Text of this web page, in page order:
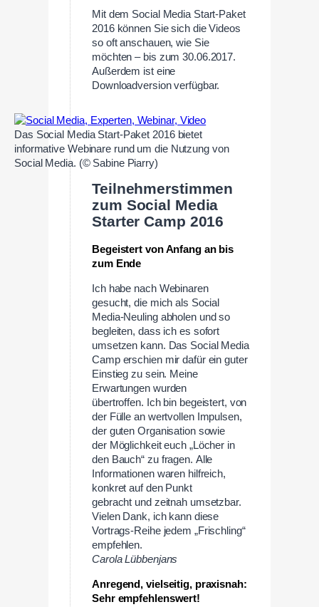
Mit dem Social Media Start-Paket
2016 können Sie sich die Videos
so oft anschauen, wie Sie
möchten – bis zum 30.06.2017.
Außerdem ist eine
Downloadversion verfügbar.
Das Social Media Start-Paket 2016 bietet
informative Webinare rund um die Nutzung von
Social Media. (© Sabine Piarry)
Teilnehmerstimmen
zum Social Media
Starter Camp 2016
Begeistert von Anfang an bis
zum Ende
Ich habe nach Webinaren
gesucht, die mich als Social
Media-Neuling abholen und so
begleiten, dass ich es sofort
umsetzen kann. Das Social Media
Camp erschien mir dafür ein guter
Einstieg zu sein. Meine
Erwartungen wurden
übertroffen. Ich bin begeistert, von
der Fülle an wertvollen Impulsen,
der guten Organisation sowie
der Möglichkeit euch „Löcher in
den Bauch“ zu fragen. Alle
Informationen waren hilfreich,
konkret auf den Punkt
gebracht und zeitnah umsetzbar.
Vielen Dank, ich kann diese
Vortrags-Reihe jedem „Frischling“
empfehlen.
Carola Lübbenjans
Anregend, vielseitig, praxisnah:
Sehr empfehlenswert!